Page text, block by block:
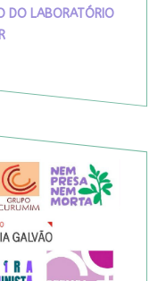
DO LABORATÓRIO